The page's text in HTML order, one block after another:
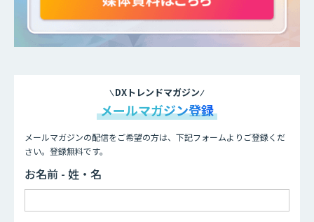
DXトレンドマガジン
メールマガジン登録
メールマガジンの配信をご希望の方は、下記フォームよりご登録くだ
さい。登録無料です。
お名前 - 姓・名